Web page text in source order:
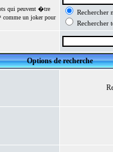
qui peuvent �tre
un joker pour
Rechercher
Rechercher
Options de recherche